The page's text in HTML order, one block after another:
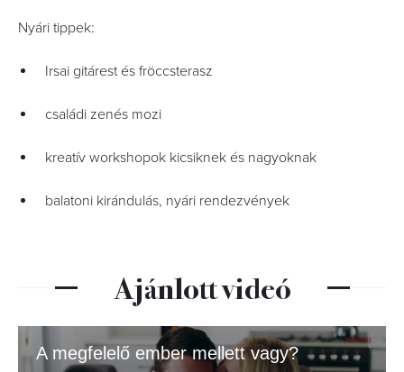
Nyári tippek:
Irsai gitárest és fröccsterasz
családi zenés mozi
kreatív workshopok kicsiknek és nagyoknak
balatoni kirándulás, nyári rendezvények
Ajánlott videó
A megfelelő ember mellett vagy?